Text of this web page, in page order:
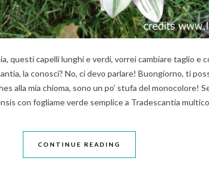
questi capelli lunghi e verdi, vorrei cambiare taglio e
la conosci? No, ci devo parlare! Buongiorno, ti
alla mia chioma, sono un po’ stufa del monocolore!
con fogliame verde semplice a Tradescantia
CONTINUE READING